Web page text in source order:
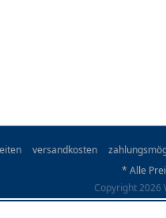
versandkosten
* Alle
Copyright 2026